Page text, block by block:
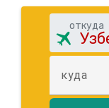
откуда
куда